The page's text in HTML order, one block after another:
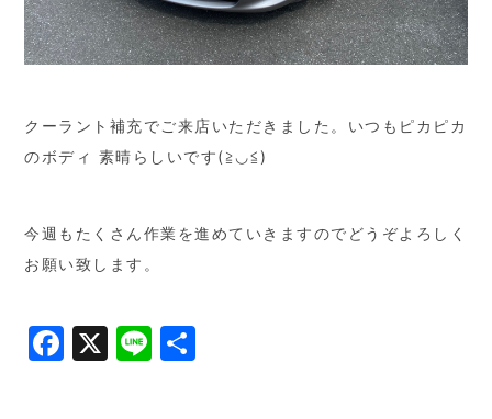
クーラント補充でご来店いただきました。いつもピカピカ
のボディ 素晴らしいです(≧◡≦)
今週もたくさん作業を進めていきますのでどうぞよろしく
お願い致します。
Facebook
X Line